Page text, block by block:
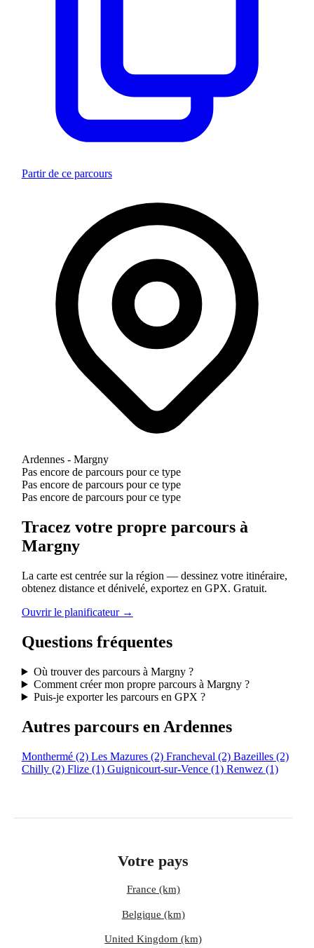
Partir de ce parcours
Ardennes - Margny
Pas encore de parcours pour ce type
Pas encore de parcours pour ce type
Pas encore de parcours pour ce type
Tracez votre propre parcours à
Margny
La carte est centrée sur la région — dessinez votre itinéraire,
obtenez distance et dénivelé, exportez en GPX. Gratuit.
Ouvrir le planificateur →
Questions fréquentes
Où trouver des parcours à Margny ?
Comment créer mon propre parcours à Margny ?
Puis-je exporter les parcours en GPX ?
Autres parcours en Ardennes
Monthermé (2) Les Mazures (2) Francheval (2) Bazeilles (2)
Chilly (2) Flize (1) Guignicourt-sur-Vence (1) Renwez (1)
Votre pays
France (km)
Belgique (km)
United Kingdom (km)